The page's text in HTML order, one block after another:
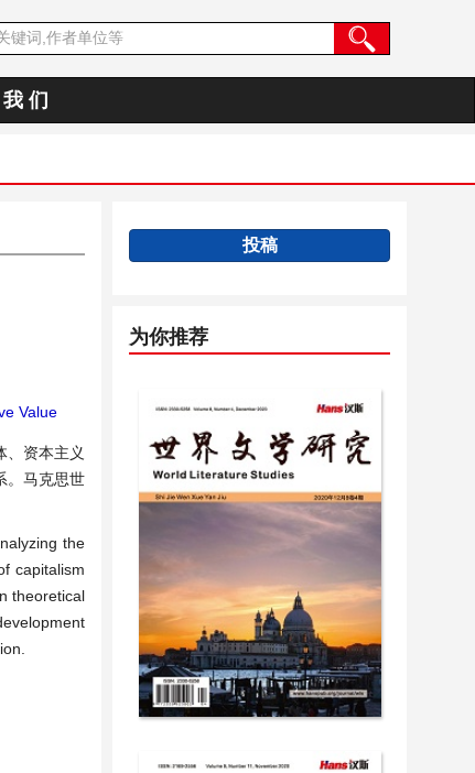
我 们
Value
、资本主义
。马克思世
the
capitalism
theoretical
投稿
为你推荐